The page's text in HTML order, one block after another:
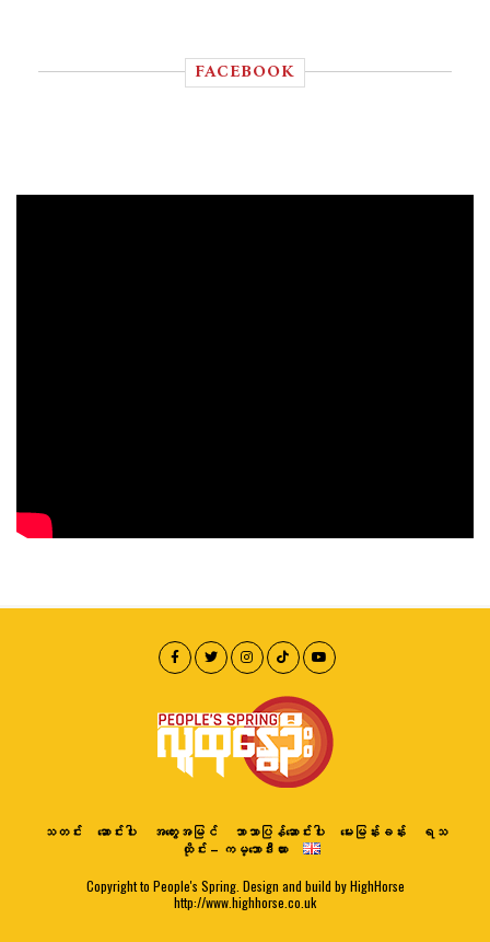
FACEBOOK
သတင်း ဆောင်းပါး အတွေးအမြင် ဘာသာပြန်ဆောင်းပါး မေးမြန်းခန်း
ရသ
ထိုင်း – ကမ္ဘောဒီးယား
Copyright to People's Spring. Design and build by HighHorse
http://www.highhorse.co.uk